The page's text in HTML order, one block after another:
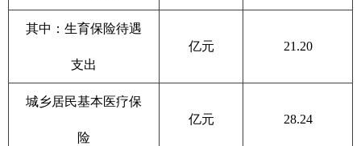
其中：生育保险待遇
支出
亿元 21.20
城乡居民基本医疗保
险
亿元 28.24